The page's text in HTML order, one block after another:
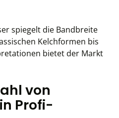
spiegelt die Bandbreite
Kelchformen bis
bietet der Markt
von
Profi-